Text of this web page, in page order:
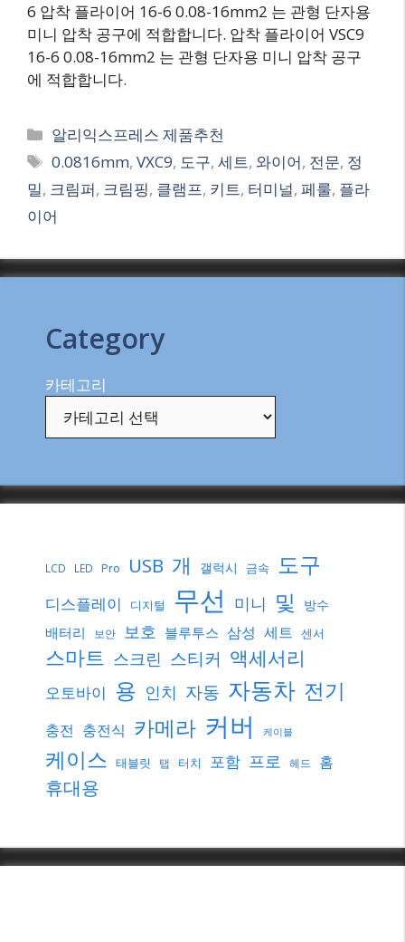
6 압착 플라이어 16-6 0.08-16mm2 는 관형 단자용
미니 압착 공구에 적합합니다. 압착 플라이어 VSC9
16-6 0.08-16mm2 는 관형 단자용 미니 압착 공구
에 적합합니다.
Categories
알리익스프레스 제품추천
Tags
0.0816mm,VXC9, 도구,세트, 와이어, 전문, 정
밀, 크림퍼, 크림핑, 클램프, 키트, 터미널, 페룰, 플라
이어
Category
카테고리
LCD LED Pro USB 개 갤럭시 금속 도구
디스플레이 디지털 무선 미니 및 방수
배터리 보안 보호 블루투스 삼성 세트 센서
스마트 스크린 스티커 액세서리
오토바이 용 인치 자동 자동차 전기
충전 충전식 카메라 커버 케이블
케이스 태블릿 탭 터치 포함 프로 헤드 홈
휴대용